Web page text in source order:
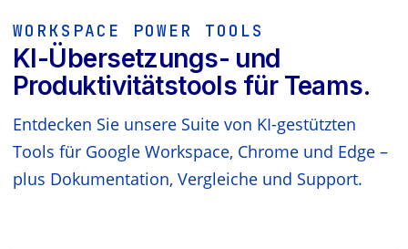
WORKSPACE POWER TOOLS
KI-Übersetzungs- und
Produktivitätstools für Teams.
Entdecken Sie unsere Suite von KI-gestützten
Tools für Google Workspace, Chrome und Edge –
plus Dokumentation, Vergleiche und Support.